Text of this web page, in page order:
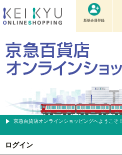
新規会員登録
京急百貨店オンラインショッピングへようこそ！
ログイン